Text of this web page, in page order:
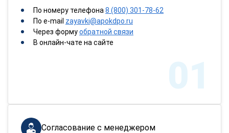
По номеру телефона 8 (800) 301-78-62
По e-mail zayavki@apokdpo.ru
Через формуобратной связи
В онлайн-чате на сайте
01
Согласование с менеджером